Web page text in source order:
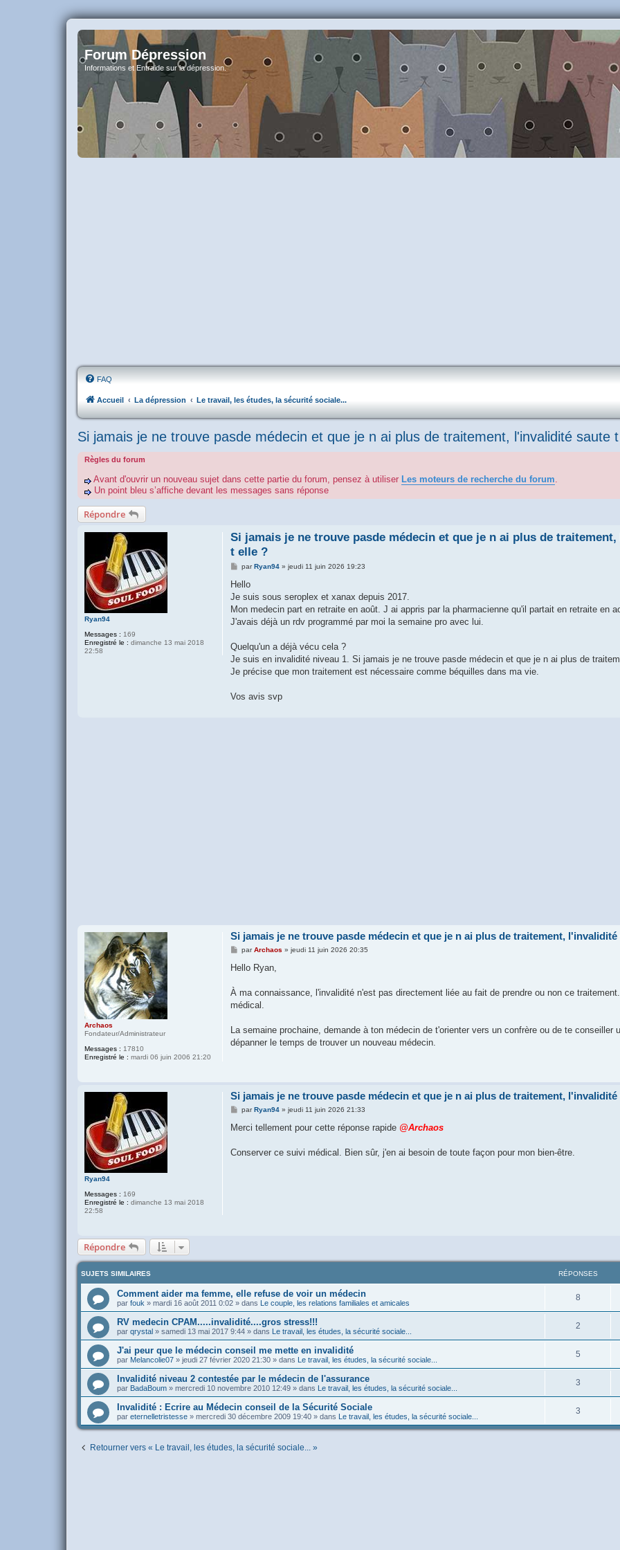
Forum Dépression
Informations et Entraide sur la dépression.
FAQ
Accueil La dépression Le travail, les études, la sécurité sociale...
Si jamais je ne trouve pasde médecin et que je n ai plus de traitement, l'invalidité saute
Règles du forum
Avant d'ouvrir un nouveau sujet dans cette partie du forum, pensez à utiliser Les moteurs de recherche du forum.
Un point bleu s’affiche devant les messages sans réponse
Répondre
Ryan94
Messages : 169
Enregistré le : dimanche 13 mai 2018
22:58
Si jamais je ne trouve pasde médecin et que je n ai plus de
t elle ?
M
s
a
g
parRyan94» jeudi 11 juin 2026 19:23
Hello
Je suis sous seroplex et xanax depuis 2017.
Mon medecin part en retraite en août. J ai appris par la pharmacienne qu'il partait en retraite en
J'avais déjà un rdv programmé par moi la semaine pro avec lui.
Quelqu'un a déjà vécu cela ?
Je suis en invalidité niveau 1. Si jamais je ne trouve pasde médecin et que je n ai plus de
Je précise que mon traitement est nécessaire comme béquilles dans ma vie.
Vos avis svp
Archaos
Fondateur/Administrateur
Messages : 17810
Enregistré le : mardi 06 juin 2006 21:20
Si jamais je ne trouve pasde médecin et que je n ai plus de traitement, l'invalidité
M
s
g
parArchaos » jeudi 11 juin 2026 20:35
Hello Ryan,
À ma connaissance, l'invalidité n'est pas directement liée au fait de prendre ou non ce
médical.
La semaine prochaine, demande à ton médecin de t'orienter vers un confrère ou de te
dépanner le temps de trouver un nouveau médecin.
Ryan94
Messages : 169
Enregistré le : dimanche 13 mai 2018
22:58
Si jamais je ne trouve pasde médecin et que je n ai plus de traitement, l'invalidité
M
s
g
parRyan94» jeudi 11 juin 2026 21:33
Merci tellement pour cette réponse rapide @Archaos
Conserver ce suivi médical. Bien sûr, j'en ai besoin de toute façon pour mon bien-être.
Répondre
SUJETS SIMILAIRES RÉPONSES
Comment aider ma femme, elle refuse de voir un médecin
par fouk » mardi 16 août 2011 0:02 » dans Le couple, les relations familiales et amicales
8
RV medecin CPAM.....invalidité....gros stress!!!
par qrystal » samedi 13 mai 2017 9:44 » dans Le travail, les études, la sécurité sociale...
2
J'ai peur que le médecin conseil me mette en invalidité
par Melancolie07 » jeudi 27 février 2020 21:30 » dans Le travail, les études, la sécurité sociale...
5
Invalidité niveau 2 contestée par le médecin de l'assurance
par BadaBoum » mercredi 10 novembre 2010 12:49 » dans Le travail, les études, la sécurité sociale...
3
Invalidité : Ecrire au Médecin conseil de la Sécurité Sociale
par eternelletristesse » mercredi 30 décembre 2009 19:40 » dans Le travail, les études, la sécurité sociale...
3
Retourner vers « Le travail, les études, la sécurité sociale... »